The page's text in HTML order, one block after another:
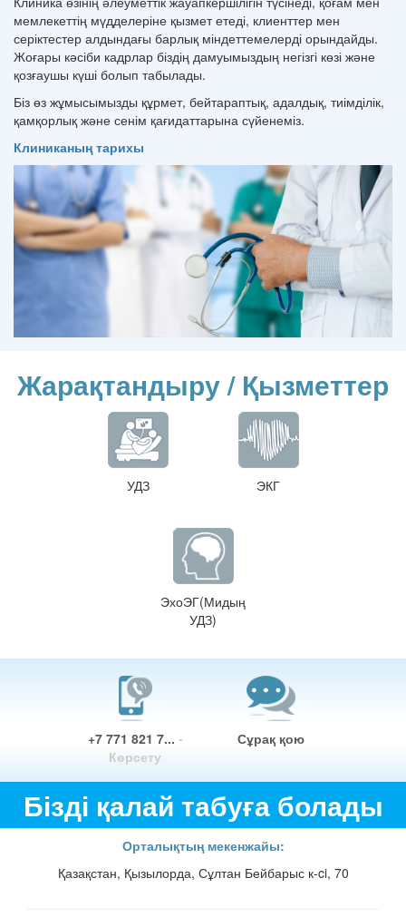
мемлекеттің мүдделеріне қызмет етеді, клиенттер мен
серіктестер алдындағы барлық міндеттемелерді орындайды.
Жоғары кәсіби кадрлар біздің дамуымыздың негізгі көзі және
қозғаушы күші болып табылады.
Біз өз жұмысымызды құрмет, бейтараптық, адалдық, тиімділік,
қамқорлық және сенім қағидаттарына сүйенеміз.
Клиниканың тарихы
Жарақтандыру / Қызметтер
УДЗ ЭКГ
ЭхоЭГ(Мидың
УДЗ)
+7 771 821 7... -
Көрсету
Сұрақ қою
Бізді қалай табуға болады
Орталықтың мекенжайы:
Қазақстан, Қызылорда, Сұлтан Бейбарыс к-ci, 70